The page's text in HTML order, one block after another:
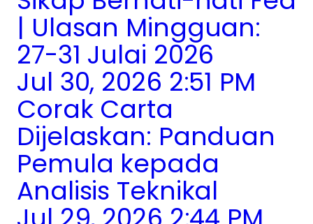
| Ulasan Mingguan:
27-31 Julai 2026
Jul 30, 2026 2:51 PM
Corak Carta
Dijelaskan: Panduan
Pemula kepada
Analisis Teknikal